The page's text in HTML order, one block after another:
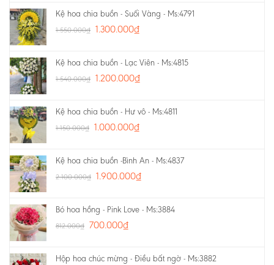
Kệ hoa chia buồn - Suối Vàng - Ms:4791
1.550.000₫ 1.300.000₫
Kệ hoa chia buồn - Lạc Viên - Ms:4815
1.540.000₫ 1.200.000₫
Kệ hoa chia buồn - Hư vô - Ms:4811
1.150.000₫ 1.000.000₫
Kệ hoa chia buồn -Bình An - Ms:4837
2.100.000₫ 1.900.000₫
Bó hoa hồng - Pink Love - Ms:3884
812.000₫ 700.000₫
Hộp hoa chúc mừng - Điều bất ngờ - Ms:3882